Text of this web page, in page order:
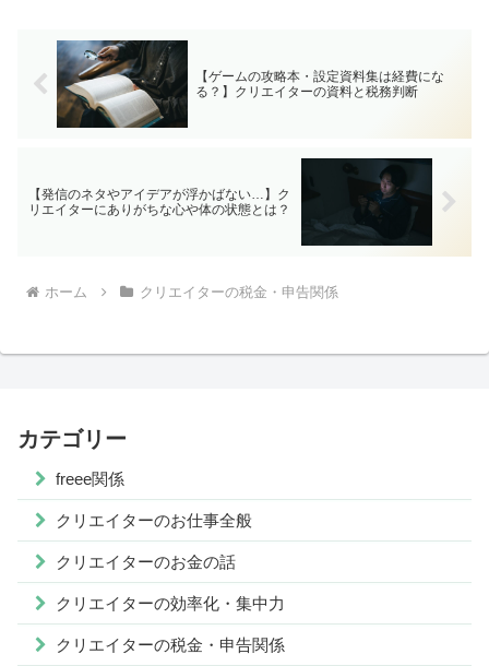
【ゲームの攻略本・設定資料集は経費にな
る？】クリエイターの資料と税務判断
【発信のネタやアイデアが浮かばない…】ク
リエイターにありがちな心や体の状態とは？
ホーム クリエイターの税金・申告関係
カテゴリー
freee関係
クリエイターのお仕事全般
クリエイターのお金の話
クリエイターの効率化・集中力
クリエイターの税金・申告関係